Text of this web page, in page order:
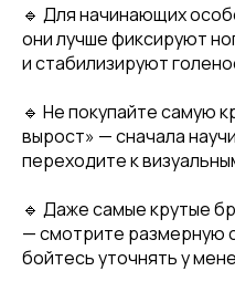
🔹 Для начинающих
они лучше фиксируют
и стабилизируют
🔹 Не покупайте самую
вырост» — сначала
переходите к
🔹 Даже самые крутые
— смотрите размерную
бойтесь уточнять у